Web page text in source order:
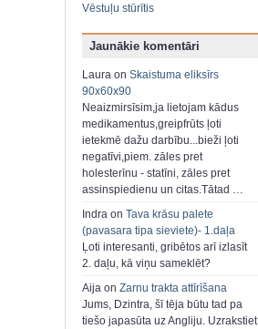
Vēstuļu stūrītis
Jaunākie komentāri
Laura on Skaistuma eliksīrs
90x60x90
Neaizmirsīsim,ja lietojam kādus
medikamentus,greipfrūts ļoti
ietekmē dažu darbību...bieži ļoti
negatīvi,piem. zāles pret
holesterīnu - statīni, zāles pret
assinspiedienu un citas.Tātad …
Indra on Tava krāsu palete
(pavasara tipa sieviete)- 1.daļa
Ļoti interesanti, gribētos arī izlasīt
2. daļu, kā viņu sameklēt?
Aija on Zarnu trakta attīrīšana
Jums, Dzintra, šī tēja būtu tad pa
tiešo japasūta uz Angliju. Uzrakstiet